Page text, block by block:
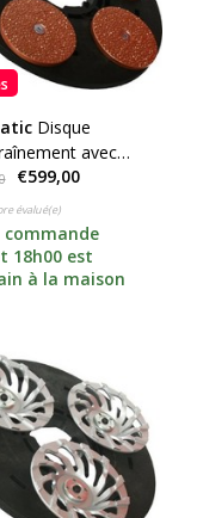
Disque
avec
abrasifs plats
5x125mm
adaptateur
€599,00
évalué(e)
commande
18h00 est
à la maison